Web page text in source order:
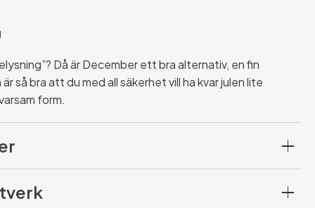
Då är December ett bra alternativ, en fin
så bra att du med all säkerhet vill ha kvar julen lite
form.